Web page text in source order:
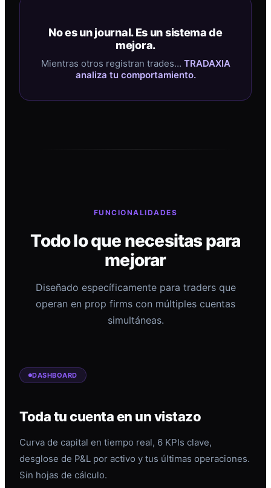
No es un journal. Es un sistema de
mejora.
Mientras otros registran trades… TRADAXIA
analiza tu comportamiento.
FUNCIONALIDADES
Todo lo que necesitas para
mejorar
Diseñado específicamente para traders que
operan en prop firms con múltiples cuentas
simultáneas.
DASHBOARD
Toda tu cuenta en un vistazo
Curva de capital en tiempo real, 6 KPIs clave,
desglose de P&L por activo y tus últimas operaciones.
Sin hojas de cálculo.